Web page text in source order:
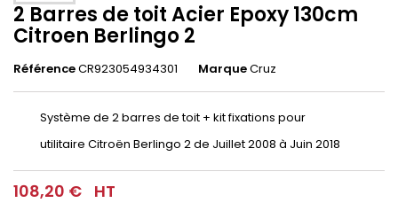
2 Barres de toit Acier Epoxy 130cm
Citroen Berlingo 2
RéférenceCR923054934301 MarqueCruz
Système de 2 barres de toit + kit fixations pour
utilitaire Citroën Berlingo 2 de Juillet 2008 à Juin 2018
108,20 € HT